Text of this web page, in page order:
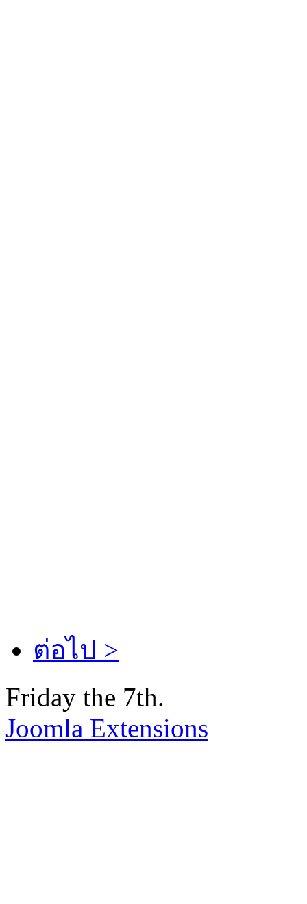
ต่อไป >
Friday the 7th.
Joomla Extensions